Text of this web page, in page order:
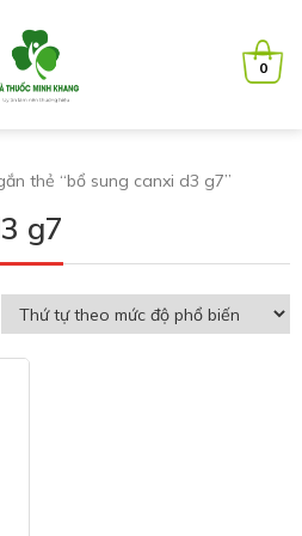
0
thẻ “bổ sung canxi d3 g7”
g7